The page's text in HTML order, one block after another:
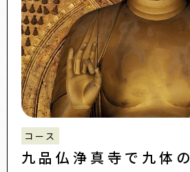
コース
九品仏浄真寺で九体